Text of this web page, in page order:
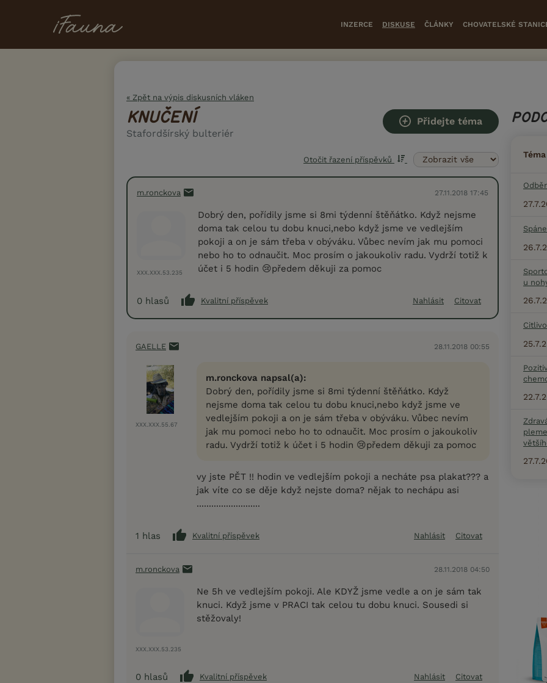
INZERCE DISKUSE ČLÁNKY CHOVATELSKÉ
« Zpět na výpis diskusních vláken
KNUČENÍ
Stafordšírský bulteriér
Přidejte téma
Otočit řazení příspěvků
m.ronckova 27.11.2018 17:45
XXX.XXX.53.235
Dobrý den, pořídily jsme si 8mi týdenní štěňátko. Když nejsme
doma tak celou tu dobu knuci,nebo když jsme ve vedlejším
pokoji a on je sám třeba v obýváku. Vůbec nevím jak mu pomoci
nebo ho to odnaučit. Moc prosím o jakoukoliv radu. Vydrží totiž k
účet i 5 hodin 😢předem děkuji za pomoc
0 hlasů Kvalitní příspěvek Nahlásit Citovat
GAELLE 28.11.2018 00:55
XXX.XXX.55.67
m.ronckova napsal(a):
Dobrý den, pořídily jsme si 8mi týdenní štěňátko. Když
nejsme doma tak celou tu dobu knuci,nebo když jsme ve
vedlejším pokoji a on je sám třeba v obýváku. Vůbec nevím
jak mu pomoci nebo ho to odnaučit. Moc prosím o jakoukoliv
radu. Vydrží totiž k účet i 5 hodin 😢předem děkuji za pomoc
vy jste PĚT !! hodin ve vedlejším pokoji a necháte psa plakat??? a
jak víte co se děje když nejste doma? nějak to nechápu asi
..........................
1 hlas Kvalitní příspěvek Nahlásit Citovat
m.ronckova 28.11.2018 04:50
XXX.XXX.53.235
Ne 5h ve vedlejším pokoji. Ale KDYŽ jsme vedle a on je sám tak
knuci. Když jsme v PRACI tak celou tu dobu knuci. Sousedi si
stěžovaly!
0 hlasů Kvalitní příspěvek Nahlásit Citovat
Téma
u